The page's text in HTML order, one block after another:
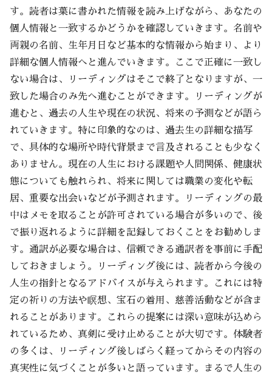
す。読者は葉に書かれた情報を読み上げながら、あなたの
個人情報と一致するかどうかを確認していきます。名前や
両親の名前、生年月日など基本的な情報から始まり、より
詳細な個人情報へと進んでいきます。ここで正確に一致し
ない場合は、リーディングはそこで終了となりますが、一
致した場合のみ先へ進むことができます。リーディングが
進むと、過去の人生や現在の状況、将来の予測などが語ら
れていきます。特に印象的なのは、過去生の詳細な描写
で、具体的な場所や時代背景まで言及されることも少なく
ありません。現在の人生における課題や人間関係、健康状
態についても触れられ、将来に関しては職業の変化や転
居、重要な出会いなどが予測されます。リーディングの最
中はメモを取ることが許可されている場合が多いので、後
で振り返れるように詳細を記録しておくことをお勧めしま
す。通訳が必要な場合は、信頼できる通訳者を事前に手配
しておきましょう。リーディング後には、読者から今後の
人生の指針となるアドバイスが与えられます。これには特
定の祈りの方法や瞑想、宝石の着用、慈善活動などが含ま
れることがあります。これらの提案には深い意味が込めら
れているため、真剣に受け止めることが大切です。体験者
の多くは、リーディング後しばらく経ってからその内容の
真実性に気づくことが多いと語っています。まるで人生の